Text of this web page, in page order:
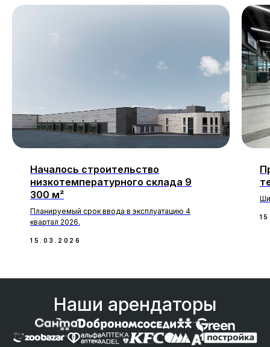
Началось строительство
низкотемпературного склада 9
300 м²
Планируемый срок ввода в эксплуатацию 4
квартал 2026.
15.03.2026
Наши арендаторы